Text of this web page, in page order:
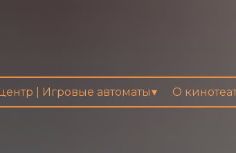
| Игровые автоматы О